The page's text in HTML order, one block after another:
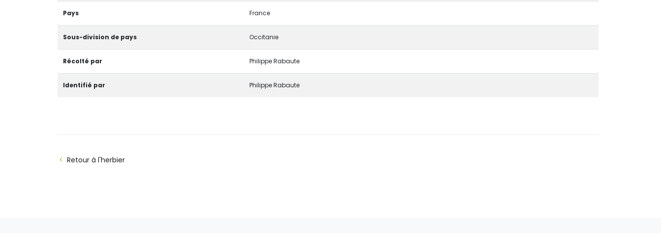
Pays France
Sous-division de pays Occitanie
Récolté par Philippe Rabaute
Identifié par Philippe Rabaute
Retour à l'herbier